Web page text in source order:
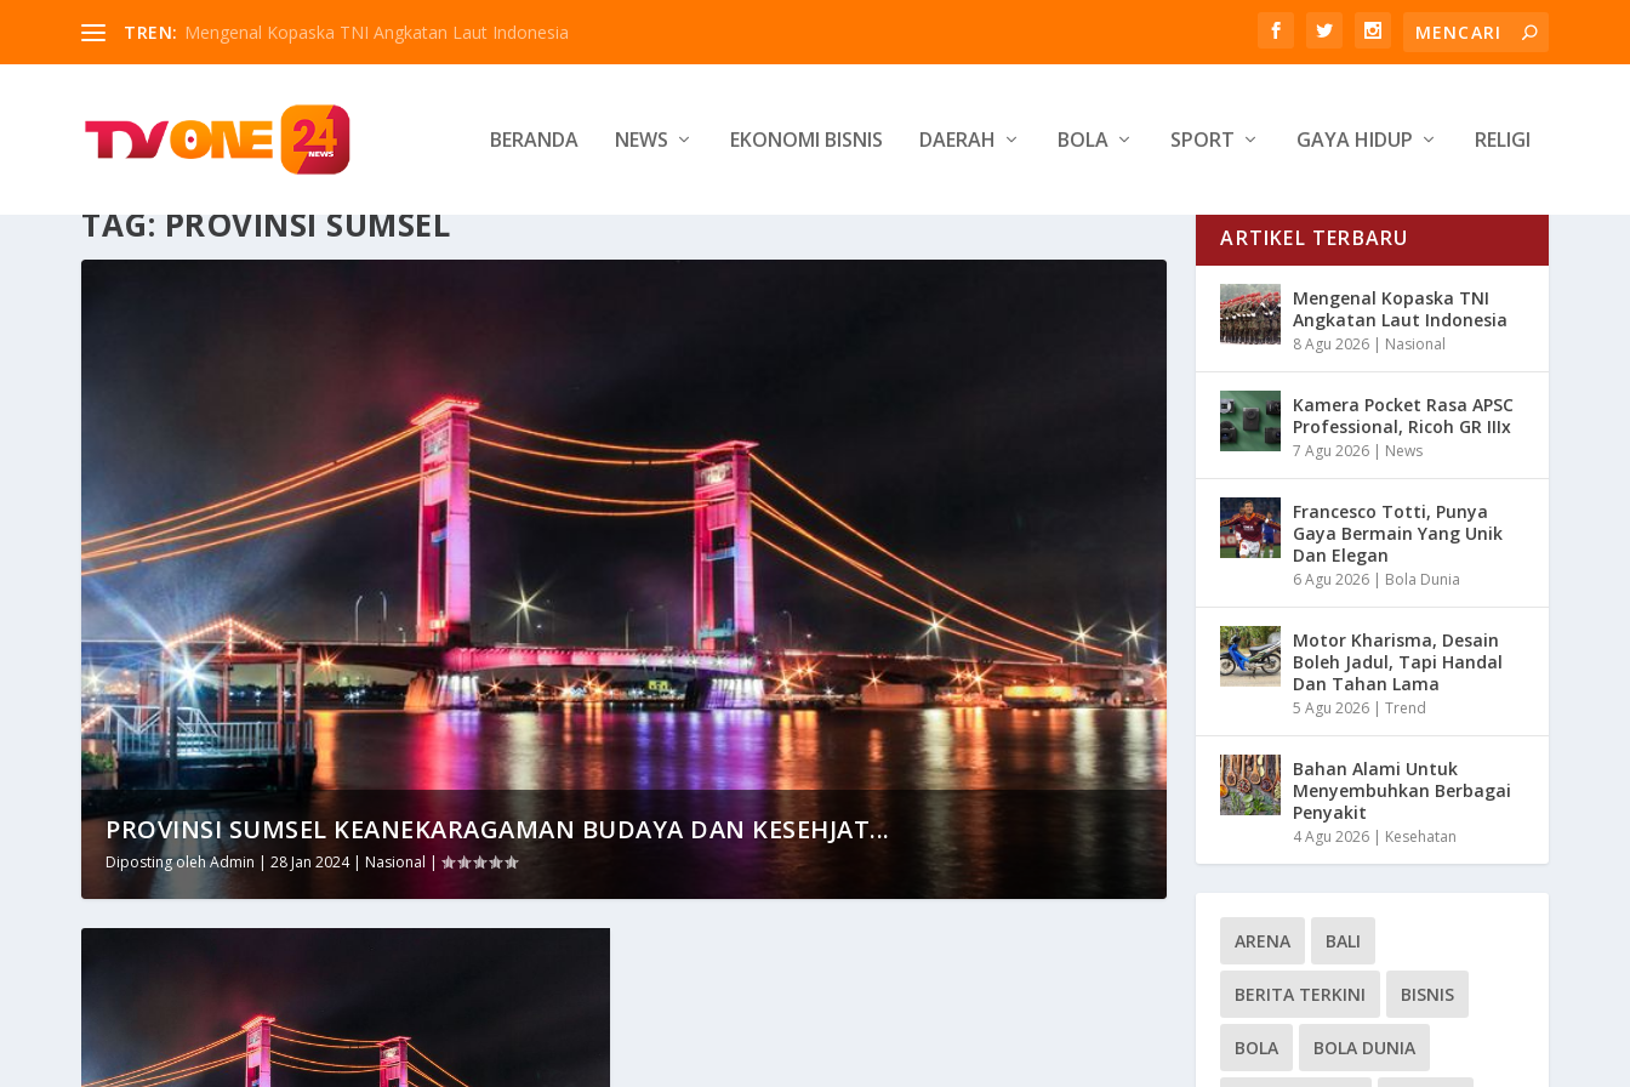
TREN: Mengenal Kopaska TNI Angkatan Laut Indonesia
BERANDA NEWS EKONOMI BISNIS DAERAH BOLA SPORT GAYA HIDUP RELIGI
TAG: PROVINSI SUMSEL
PROVINSI SUMSEL KEANEKARAGAMAN BUDAYA DAN KESEHJAT...
Diposting olehAdmin |28 Jan 2024| Nasional |
ARTIKEL TERBARU
Mengenal Kopaska TNI
Angkatan Laut Indonesia
8 Agu 2026 | Nasional
Kamera Pocket Rasa APSC
Professional, Ricoh GR IIIx
7 Agu 2026 | News
Francesco Totti, Punya
Gaya Bermain Yang Unik
Dan Elegan
6 Agu 2026 | Bola Dunia
Motor Kharisma, Desain
Boleh Jadul, Tapi Handal
Dan Tahan Lama
5 Agu 2026 |Trend
Bahan Alami Untuk
Menyembuhkan Berbagai
Penyakit
4 Agu 2026 | Kesehatan
ARENA BALI
BERITA TERKINI BISNIS
BOLA BOLA DUNIA